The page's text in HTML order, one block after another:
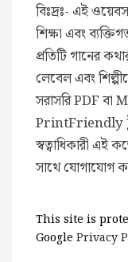
বিঃদ্রঃ- এই
শিক্ষা এবং
প্রতিটি গানের
লেবেল এবং
সরাসরি PDF বা
PrintFriendly
স্বত্বাধিকারী এই
সাথে যোগাযোগ
This site is
Google Privacy